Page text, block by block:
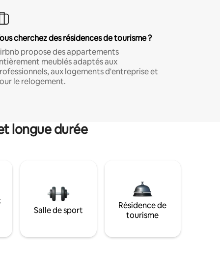
cherchez des résidences de tourisme ?
propose des appartements
meublés adaptés aux
aux logements d'entreprise et
le relogement.
longue durée
Salle de sport
Résidence de
tourisme